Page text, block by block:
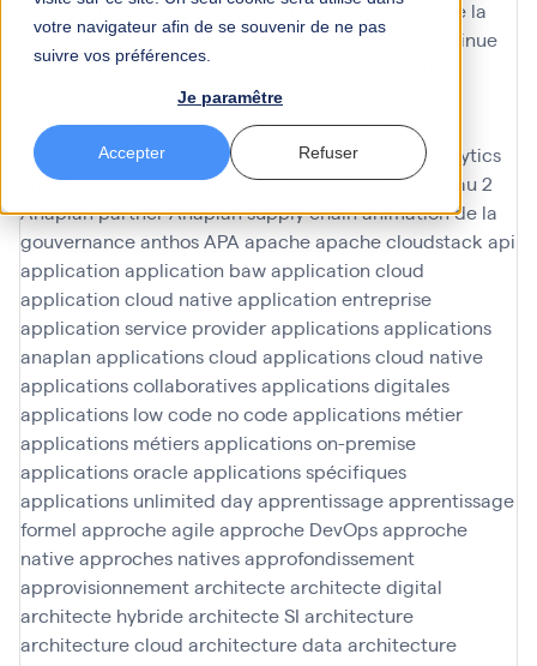
votre navigateur afin de se souvenir de ne pas
suivre vos préférences.
Je paramêtre
Accepter Refuser
amélioration de l'expérience client amélioration de la
performanceamélioration de la performance continue
amélioration en continu
AMOA Infinoéanalyse
Analyse de donnéesanalyse donnéesanalyse du
contenu
analyses ad hoc analyses predictives
analytics
analytiqueanaplanAnaplan financeAnaplan niveau 2
Anaplan partnerAnaplan supply chainanimation de la
gouvernanceanthosAPA apacheapache cloudstack api
application application bawapplication cloud
application cloud nativeapplication entreprise
application service providerapplicationsapplications
anaplan applications cloud applications cloud native
applications collaborativesapplications digitales
applications low code no codeapplications métier
applications métiersapplications on-premise
applications oracleapplications spécifiques
applications unlimited dayapprentissageapprentissage
formel approche agileapproche DevOpsapproche
nativeapproches nativesapprofondissement
approvisionnementarchitectearchitecte digital
architecte hybridearchitecte SI architecture
architecture cloud architecture data architecture